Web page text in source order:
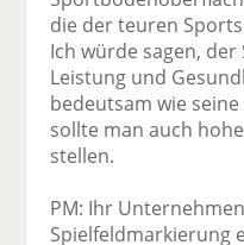
die der teuren
Ich würde sagen,
Leistung und
bedeutsam wie
sollte man auch
stellen.
PM: Ihr
Spielfeldmarkierung